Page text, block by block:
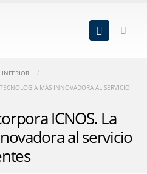
INFERIOR
MÁS INNOVADORA AL SERVICIO
ICNOS. La
al servicio